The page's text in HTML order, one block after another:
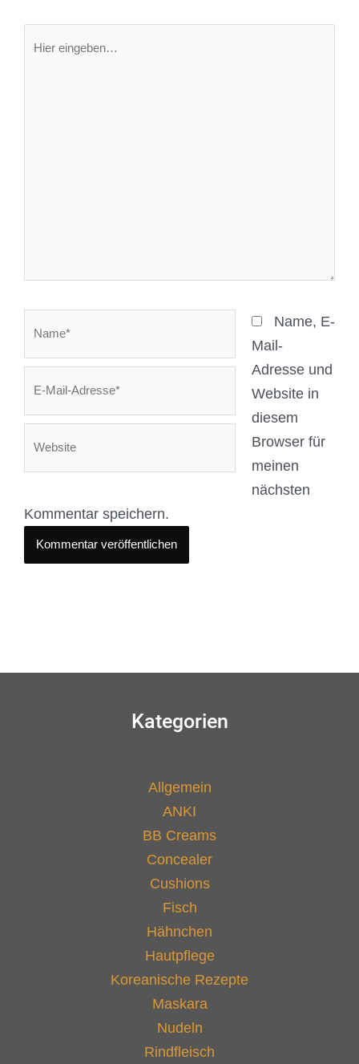
eingeben…
Adresse*
Name, E-
Mail-
Adresse und
Website in
diesem
Browser für
meinen
nächsten
Kommentar speichern.
Kategorien
Allgemein
ANKI
BB Creams
Concealer
Cushions
Fisch
Hähnchen
Hautpflege
Koreanische Rezepte
Maskara
Nudeln
Rindfleisch